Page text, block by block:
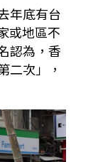
年底有台
或地區不
認為，香
二次」，